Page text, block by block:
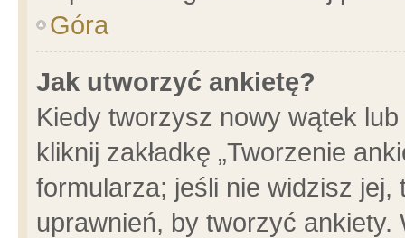
Góra
Jak utworzyć ankietę?
Kiedy tworzysz nowy wątek
kliknij zakładkę „Tworzenie
formularza; jeśli nie widzisz
uprawnień, by tworzyć ankiety.